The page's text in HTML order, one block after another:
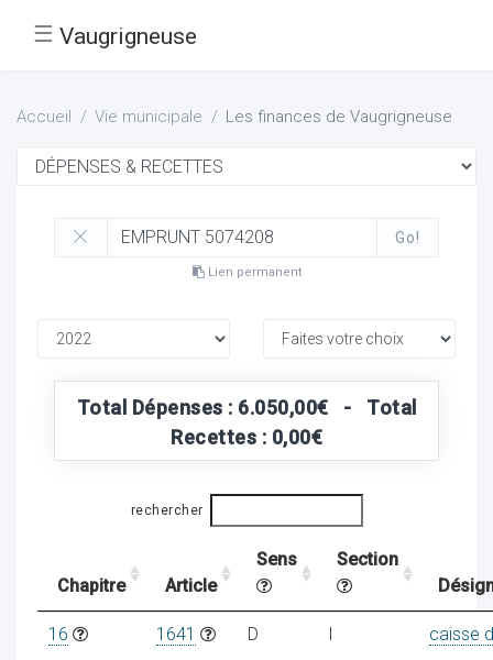
☰ Vaugrigneuse
Accueil Vie municipale Les finances de Vaugrigneuse
Go!
Lien permanent
Total Dépenses : 6.050,00€ - Total
Recettes : 0,00€
rechercher
Chapitre Article
Sens
Section
16 1641 D I caisse